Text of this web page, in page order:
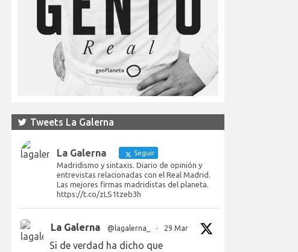
Tweets La Galerna
La Galerna Seguir
Madridismo y sintaxis. Diario de opinión y
entrevistas relacionadas con el Real Madrid.
Las mejores firmas madridistas del planeta.
https://t.co/zLS1tzeb3h
La Galerna @lagalerna_ · 29 Mar
Si de verdad ha dicho que